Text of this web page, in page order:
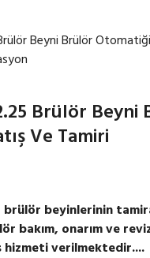
Brülör Beyni
Ve Tamiri
brülör beyinlerinin
bakım, onarım ve
verilmektedir....